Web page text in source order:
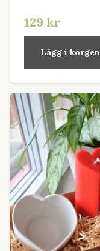
129 kr
Lägg i korgen